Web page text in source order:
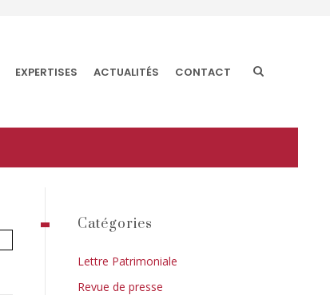
EXPERTISES ACTUALITÉS CONTACT
Catégories
Lettre Patrimoniale
Revue de presse